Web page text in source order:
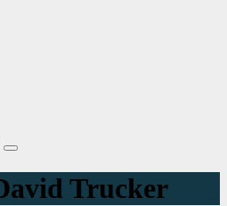
Trucker